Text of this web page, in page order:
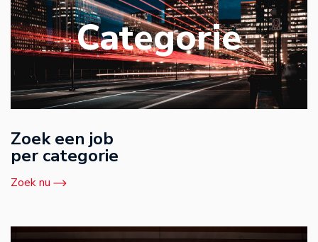
Categorie
Zoek een job
per categorie
Zoek nu